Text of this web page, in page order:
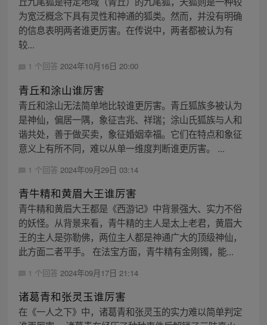
为宽泛概念下具有灵性和神通的狐类。然而，并没有明确
的信息表明两者谁更厉害。在传说中，两者都被认为有
较...
1 个回答 2024年10月16日 20:00
青丘和涂山谁厉害
青丘和涂山无法简单地比较谁更厉害。青丘狐族多被认为
是神仙，偏居一隅，象征吉兆、祥瑞；涂山氏狐族与人和
谐共处，善于做买卖，象征婚姻幸福。它们在特点和象征
意义上有所不同，难以从单一维度判断谁更厉害。 ...
1 个回答 2024年09月29日 03:14
青牛精和黄眉大王谁厉害
青牛精和黄眉大王都是《西游记》中背景强大、实力不俗
的妖怪。从背景来看，青牛精的主人是太上老君，黄眉大
王的主人是弥勒佛，两位主人都是神通广大的顶级神仙，
此方面二者平手。 在法宝方面，青牛精有金刚镯，能...
1 个回答 2024年09月17日 21:14
诸葛青和张灵玉谁厉害
在《一人之下》中，诸葛青和张灵玉的实力难以简单判定